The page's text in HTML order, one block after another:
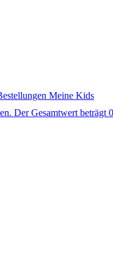
Meine Kids
Der Gesamtwert beträgt